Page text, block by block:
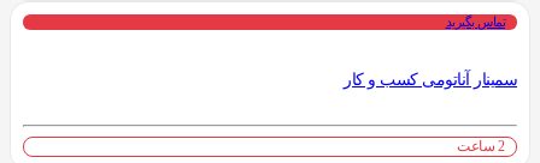
تماس بگیرید
سمینار آناتومی کسب و کار
2 ساعت